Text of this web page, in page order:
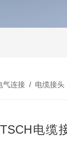
气连接/ 电缆接头
电缆